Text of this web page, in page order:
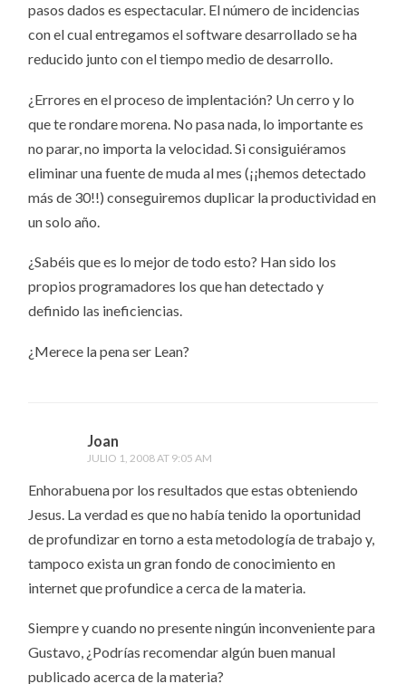
pasos dados es espectacular. El número de incidencias
con el cual entregamos el software desarrollado se ha
reducido junto con el tiempo medio de desarrollo.
¿Errores en el proceso de implentación? Un cerro y lo
que te rondare morena. No pasa nada, lo importante es
no parar, no importa la velocidad. Si consiguiéramos
eliminar una fuente de muda al mes (¡¡hemos detectado
más de 30!!) conseguiremos duplicar la productividad en
un solo año.
¿Sabéis que es lo mejor de todo esto? Han sido los
propios programadores los que han detectado y
definido las ineficiencias.
¿Merece la pena ser Lean?
Joan
JULIO 1, 2008 AT 9:05 AM
Enhorabuena por los resultados que estas obteniendo
Jesus. La verdad es que no había tenido la oportunidad
de profundizar en torno a esta metodología de trabajo y,
tampoco exista un gran fondo de conocimiento en
internet que profundice a cerca de la materia.
Siempre y cuando no presente ningún inconveniente para
Gustavo, ¿Podrías recomendar algún buen manual
publicado acerca de la materia?